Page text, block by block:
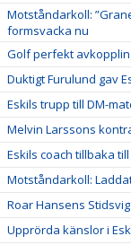
Motståndarkoll:
formsvacka nu
Golf perfekt
Duktigt Furulund gav
Eskils trupp till DM-
Melvin Larssons
Eskils coach tillbaka
Motståndarkoll:
Roar Hansens
Upprörda känslor i